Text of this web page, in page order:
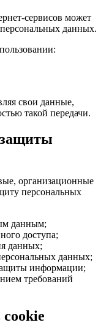
сервисов может
персональных данных.
свои данные,
такой передачи.
организационные
персональных
данным;
доступа;
данных;
данных;
информации;
требований
cookie